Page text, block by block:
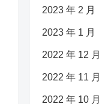
2023 年 2 月
2023 年 1 月
2022 年 12 月
2022 年 11 月
2022 年 10 月